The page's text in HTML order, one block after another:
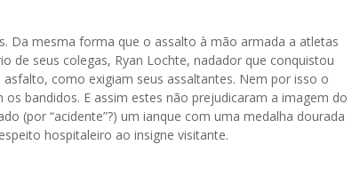
Da mesma forma que o assalto à mão armada a atletas
de seus colegas, Ryan Lochte, nadador que conquistou
como exigiam seus assaltantes. Nem por isso o
bandidos. E assim estes não prejudicaram a imagem do
(por “acidente”?) um ianque com uma medalha dourada
hospitaleiro ao insigne visitante.